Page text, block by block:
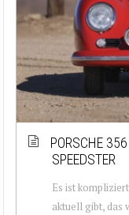
PORSCHE
SPEEDSTER
Es ist
aktuell gibt, das